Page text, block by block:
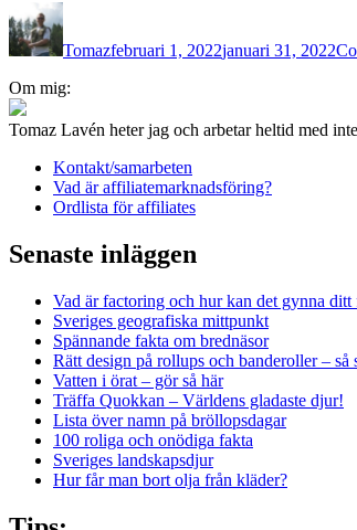
Författare
Tomazfebruari 1, 2022januari 31, 2022
Om mig:
Tomaz Lavén heter jag och arbetar heltid med
Kontakt/samarbeten
Vad är affiliatemarknadsföring?
Ordlista för affiliates
Senaste inläggen
Vad är factoring och hur kan det gynna ditt
Sveriges geografiska mittpunkt
Spännande fakta om brednäsor
Rätt design på rollups och banderoller – så
Vatten i örat – gör så här
Träffa Quokkan – Världens gladaste djur!
Lista över namn på bröllopsdagar
100 roliga och onödiga fakta
Sveriges landskapsdjur
Hur får man bort olja från kläder?